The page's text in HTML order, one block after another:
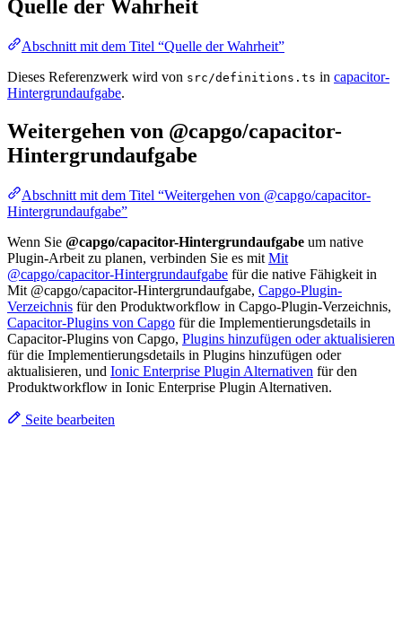
Quelle der Wahrheit
Abschnitt mit dem Titel “Quelle der Wahrheit”
Dieses Referenzwerk wird von src/definitions.ts in capacitor-
Hintergrundaufgabe.
Weitergehen von @capgo/capacitor-
Hintergrundaufgabe
Abschnitt mit dem Titel “Weitergehen von @capgo/capacitor-
Hintergrundaufgabe”
Wenn Sie @capgo/capacitor-Hintergrundaufgabe um native
Plugin-Arbeit zu planen, verbinden Sie es mit Mit
@capgo/capacitor-Hintergrundaufgabe für die native Fähigkeit in
Mit @capgo/capacitor-Hintergrundaufgabe, Capgo-Plugin-
Verzeichnis für den Produktworkflow in Capgo-Plugin-Verzeichnis,
Capacitor-Plugins von Capgo für die Implementierungsdetails in
Capacitor-Plugins von Capgo, Plugins hinzufügen oder aktualisieren
für die Implementierungsdetails in Plugins hinzufügen oder
aktualisieren, und Ionic Enterprise Plugin Alternativen für den
Produktworkflow in Ionic Enterprise Plugin Alternativen.
Seite bearbeiten